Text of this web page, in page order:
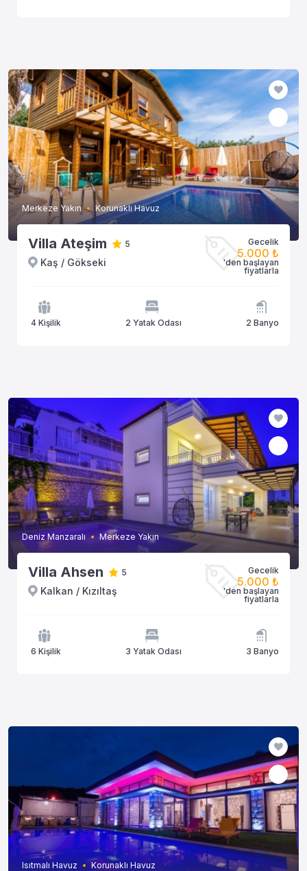
Merkeze Yakın Korunaklı Havuz
Villa Ateşim 5
Kaş / Gökseki
Gecelik
5.000 ₺
'den başlayan
fiyatlarla
4 Kişilik 2 Yatak Odası 2 Banyo
Deniz Manzaralı Merkeze Yakın
Villa Ahsen 5
Kalkan / Kızıltaş
Gecelik
5.000 ₺
'den başlayan
fiyatlarla
6 Kişilik 3 Yatak Odası 3 Banyo
Isıtmalı Havuz Korunaklı Havuz